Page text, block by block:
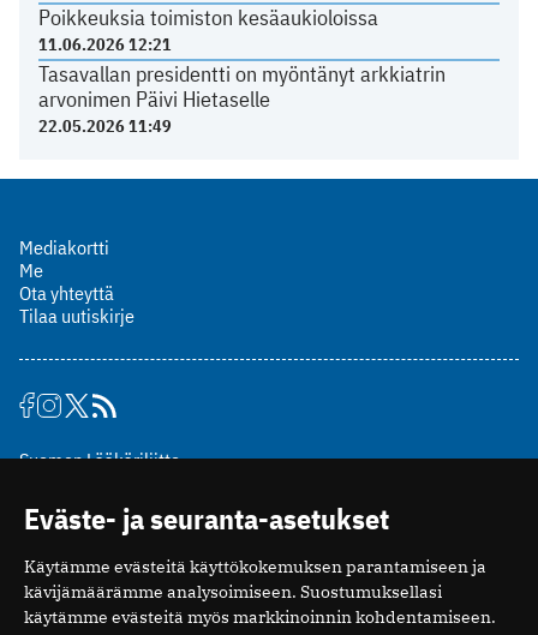
Poikkeuksia toimiston kesäaukioloissa
11.06.2026 12:21
Tasavallan presidentti on myöntänyt arkkiatrin
arvonimen Päivi Hietaselle
22.05.2026 11:49
Mediakortti
Me
Ota yhteyttä
Tilaa uutiskirje
Suomen Lääkäriliitto
00510 Helsinki
puh. (09) 393 091
toimitus@potilaanlaakarilehti.fi
ISSN 2323-9476
Eväste- ja seuranta-asetukset
Käytämme evästeitä käyttökokemuksen parantamiseen ja
kävijämäärämme analysoimiseen. Suostumuksellasi
käytämme evästeitä myös markkinoinnin kohdentamiseen.